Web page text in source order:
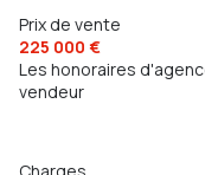
Prix de vente
225 000 €
Les honoraires
vendeur